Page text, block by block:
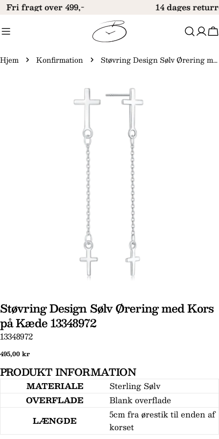
Gå
indhold
Fri fragt over 499,- 14 dages
Hjem Konfirmation Støvring Design Sølv Ørering med Kors på Kæde 13348972
produktinformation
Støvring Design Sølv Ørering med Kors
på Kæde 13348972
SKU:
13348972
Normal
495,00 kr
PRODUKT INFORMATION
MATERIALE
Sterling Sølv
OVERFLADE
Blank overflade
LÆNGDE
5cm fra ørestik til enden af
korset
Stil et spørgsmål
Din
email
Din
telefon
Din
besked